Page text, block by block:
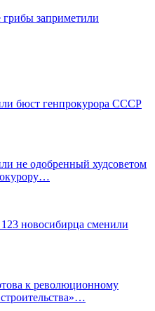
заприметили
бюст генпрокурора СССР
не одобренный худсоветом
новосибирца сменили
к революционному